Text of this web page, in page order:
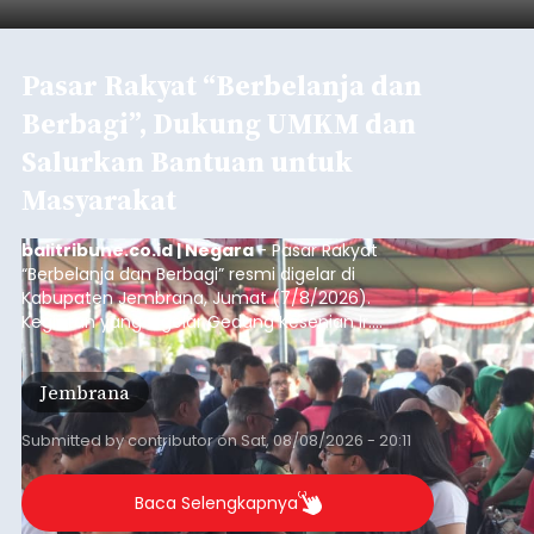
Pasar Rakyat “Berbelanja dan
Berbagi”, Dukung UMKM dan
Salurkan Bantuan untuk
Masyarakat
balitribune.co.id | Negara- Pasar Rakyat
“Berbelanja dan Berbagi” resmi digelar di
Kabupaten Jembrana, Jumat (7/8/2026).
Kegiatan yang digelar Gedung Kesenian Ir.
Soekarno ini memadukan pemberdayaan
ekonomi masyarakat dengan aksi sosial tersebut
mendapat antusiasme tinggi dan mencatat nilai
transaksi mencapai Rp672.733.200.
Jembrana
Submitted bycontributoronSat, 08/08/2026 - 20:11
Baca Selengkapnya